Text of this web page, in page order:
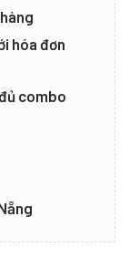
hóa đơn
combo